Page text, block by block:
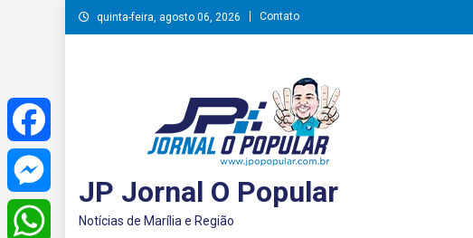
Skip
to
quinta-feira, agosto 06, 2026 Contato
JP Jornal O Popular
Notícias de Marília e Região
Facebook
Messenger